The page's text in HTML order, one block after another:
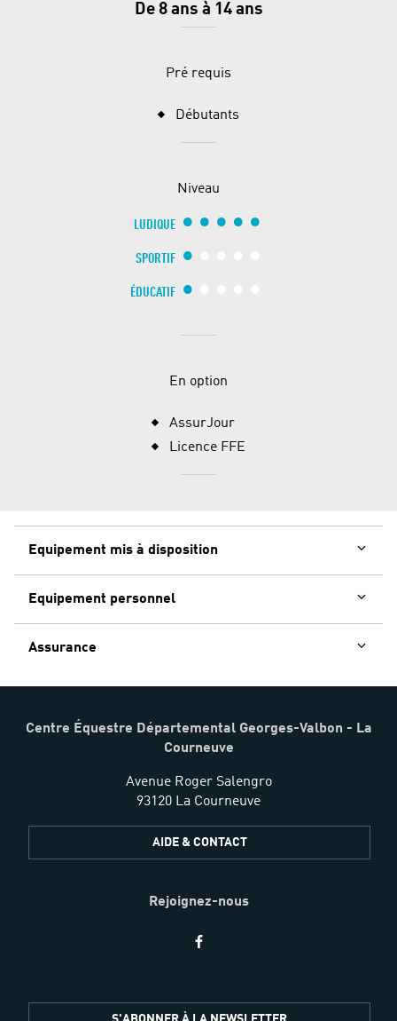
De 8 ans à 14 ans
Pré requis
Débutants
Niveau
LUDIQUE
SPORTIF
ÉDUCATIF
En option
AssurJour
Licence FFE
Equipement mis à disposition
Equipement personnel
Assurance
Centre Équestre Départemental Georges-Valbon - La
Courneuve
Avenue Roger Salengro
93120 La Courneuve
AIDE & CONTACT
Rejoignez-nous